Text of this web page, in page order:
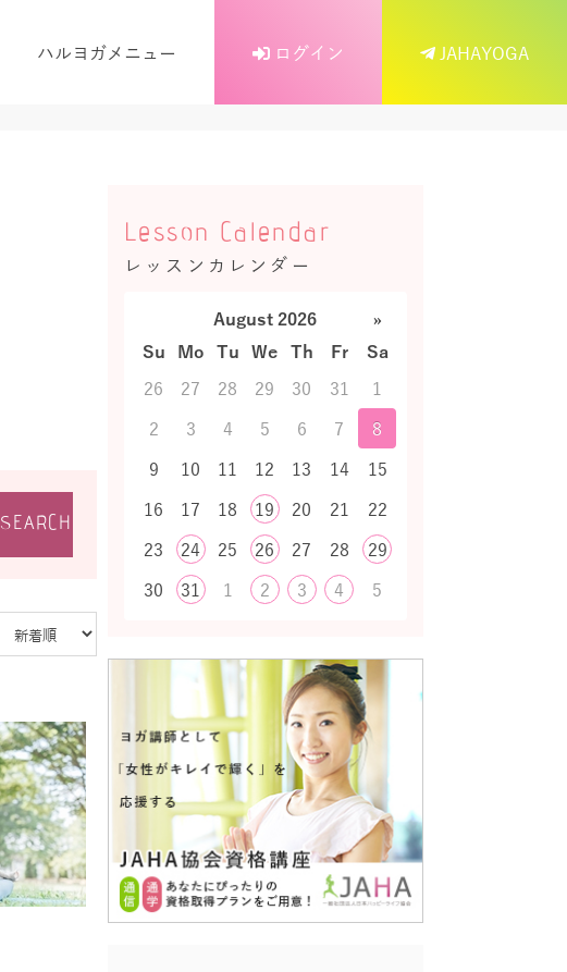
ハルヨガメニュー ログイン JAHAYOGA
SEARCH
Lesson Calendar
レッスンカレンダー
August 2026
»
Su
Mo Tu We Th Fr
Sa
26
27 28 29 30 31
1
2
3 4 5 6 7
8
9
10 11 12 13 14
15
16
17 18 19 20 21
22
23
24 25 26 27 28
29
30
31 1 2 3 4 5